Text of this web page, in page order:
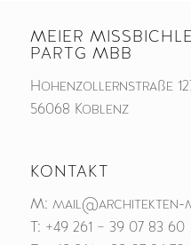
MEIER
PARTG MBB
Hohenzollernstraße
56068 Koblenz
KONTAKT
M: mail@architekten-
T: +49 261 – 39 07 83 60